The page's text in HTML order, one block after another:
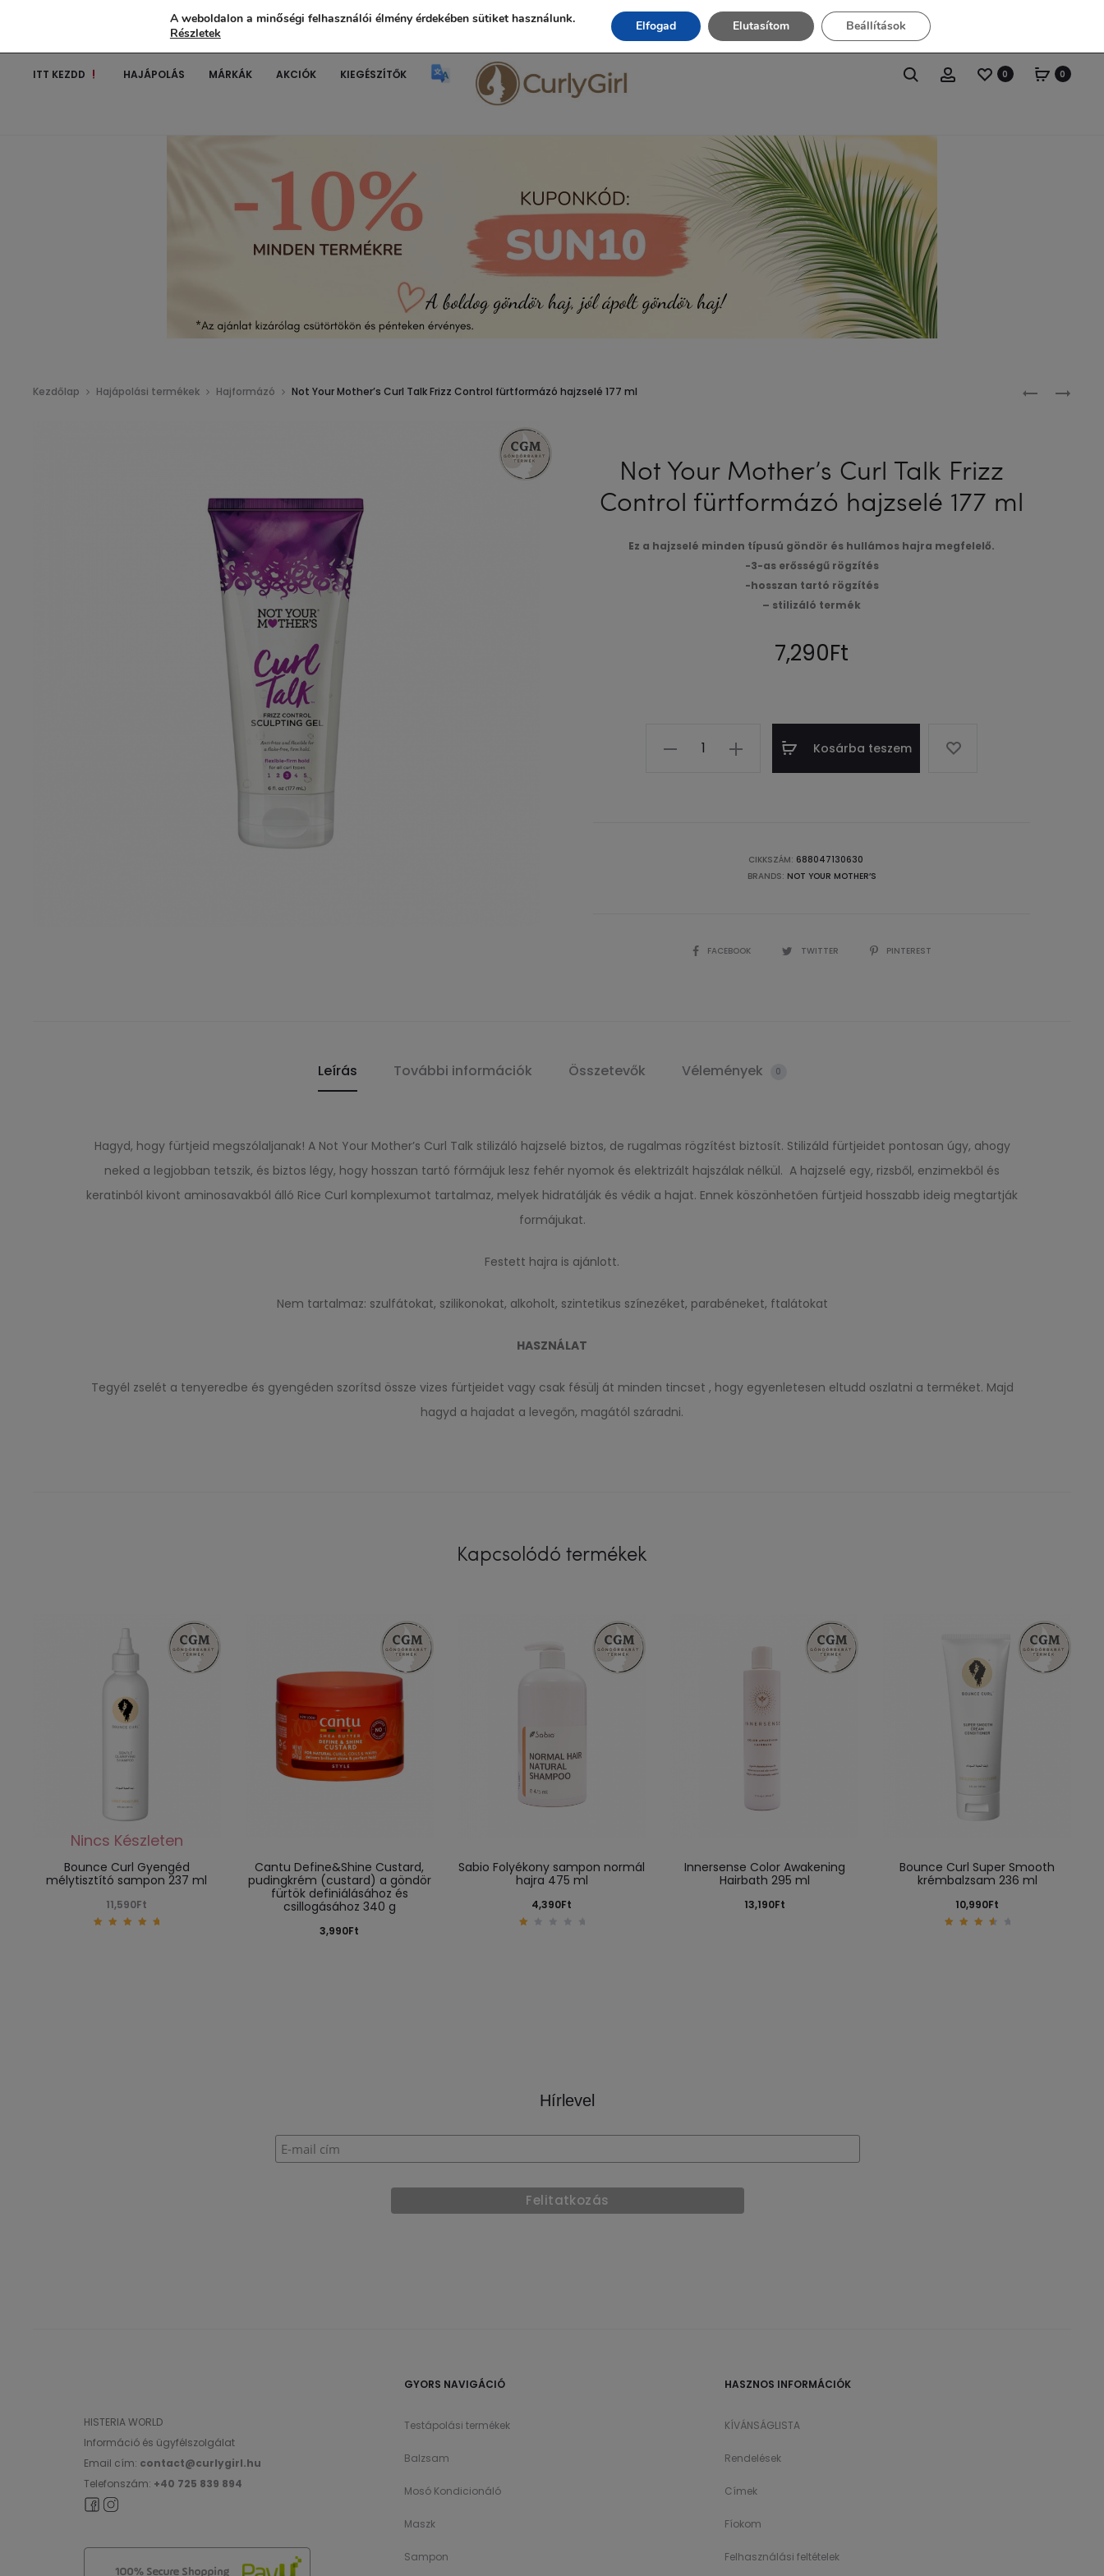
Ingyenes szállítás 20.000 Ft fölött!
ITT KEZDD HAJÁPOLÁS MÁRKÁK AKCIÓK KIEGÉSZÍTŐK 0 0
Kezdőlap Hajápolási termékek Hajformázó Not Your Mother’s Curl Talk Frizz Control fürtformázó hajzselé 177 ml
Not Your Mother’s Curl Talk Frizz
Control fürtformázó hajzselé 177 ml
Ez a hajzselé minden típusú göndör és hullámos hajra megfelelő.
-3-as erősségű rögzítés
-hosszan tartó rögzítés
– stilizáló termék
7,290Ft
Mennyiség Kosárba teszem
CIKKSZÁM: 688047130630
BRANDS: NOT YOUR MOTHER’S
SHAREFACEBOOK TWITTER PINTEREST
Leírás További információk Összetevők Vélemények 0
Hagyd, hogy fürtjeid megszólaljanak! A Not Your Mother’s Curl Talk stilizáló hajzselé biztos, de rugalmas rögzítést biztosít. Stilizáld fürtjeidet pontosan úgy, ahogy
neked a legjobban tetszik, és biztos légy, hogy hosszan tartó fórmájuk lesz fehér nyomok és elektrizált hajszálak nélkül. A hajzselé egy, rizsből, enzimekből és
keratinból kivont aminosavakból álló Rice Curl komplexumot tartalmaz, melyek hidratálják és védik a hajat. Ennek köszönhetően fürtjeid hosszabb ideig megtartják
formájukat.
Festett hajra is ajánlott.
Nem tartalmaz: szulfátokat, szilikonokat, alkoholt, szintetikus színezéket, parabéneket, ftalátokat
HASZNÁLAT
Tegyél zselét a tenyeredbe és gyengéden szorítsd össze vizes fürtjeidet vagy csak fésülj át minden tincset , hogy egyenletesen eltudd oszlatni a terméket. Majd
hagyd a hajadat a levegőn, magától száradni.
Kapcsolódó termékek
Bounce Curl Gyengéd
mélytisztító sampon 237 ml
11,590Ft
Cantu Define&Shine Custard,
pudingkrém (custard) a göndör
fürtök definiálásához és
csillogásához 340 g
3,990Ft
Sabio Folyékony sampon normál
hajra 475 ml
4,390Ft
Innersense Color Awakening
Hairbath 295 ml
13,190Ft
Bounce Curl Super Smooth
krémbalzsam 236 ml
10,990Ft
Hírlevel
HISTERIA WORLD
Információ és ügyfélszolgálat
Email cím: contact@curlygirl.hu
Telefonszám: +40 725 839 894
GYORS NAVIGÁCIÓ
Testápolási termékek
Balzsam
Mosó Kondicionáló
Maszk
Sampon
HASZNOS INFORMÁCIÓK
KÍVÁNSÁGLISTA
Rendelések
Címek
Fíokom
Felhasználási feltételek
A weboldalon a minőségi felhasználói élmény érdekében sütiket használunk.
Részletek
Elfogad Elutasítom Beállítások